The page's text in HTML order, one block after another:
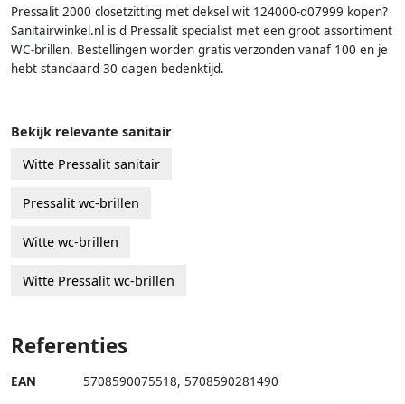
Pressalit 2000 closetzitting met deksel wit 124000-d07999 kopen?
Sanitairwinkel.nl is d Pressalit specialist met een groot assortiment
WC-brillen. Bestellingen worden gratis verzonden vanaf 100 en je
hebt standaard 30 dagen bedenktijd.
Bekijk relevante sanitair
Witte Pressalit sanitair
Pressalit wc-brillen
Witte wc-brillen
Witte Pressalit wc-brillen
Referenties
EAN 5708590075518, 5708590281490